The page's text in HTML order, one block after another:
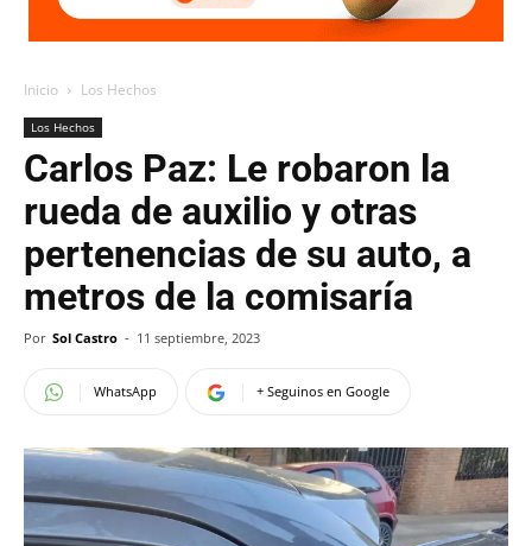
Inicio Los Hechos
Los Hechos
Carlos Paz: Le robaron la
rueda de auxilio y otras
pertenencias de su auto, a
metros de la comisaría
Por Sol Castro - 11 septiembre, 2023
WhatsApp + Seguinos en Google